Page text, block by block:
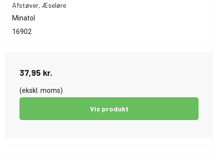
Afstøver, Æseløre
Minatol
16902
37,95 kr.
(ekskl. moms)
Vis produkt